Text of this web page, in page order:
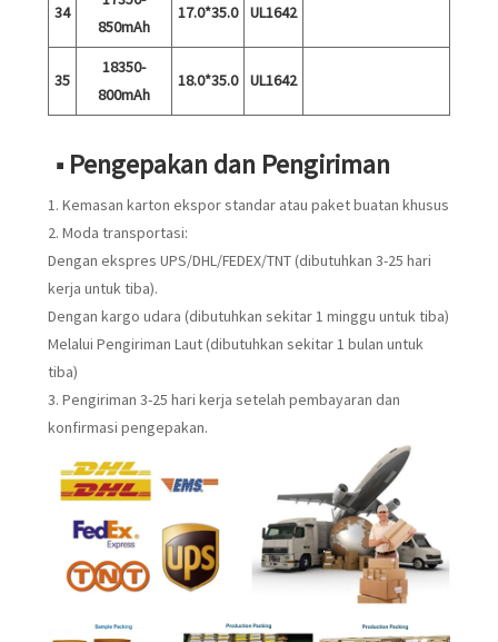
34
850mAh
17.0*35.0 UL1642
35
18350-
800mAh
18.0*35.0 UL1642
■ Pengepakan dan Pengiriman
1. Kemasan karton ekspor standar atau paket buatan khusus
2. Moda transportasi:
Dengan ekspres UPS/DHL/FEDEX/TNT (dibutuhkan 3-25 hari
kerja untuk tiba).
Dengan kargo udara (dibutuhkan sekitar 1 minggu untuk tiba)
Melalui Pengiriman Laut (dibutuhkan sekitar 1 bulan untuk
tiba)
3. Pengiriman 3-25 hari kerja setelah pembayaran dan
konfirmasi pengepakan.